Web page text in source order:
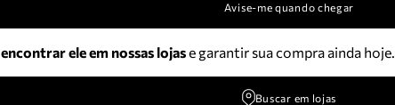
Avise-me quando chegar
encontrar ele em nossas lojase garantir sua compra ainda hoje.
Buscar em lojas